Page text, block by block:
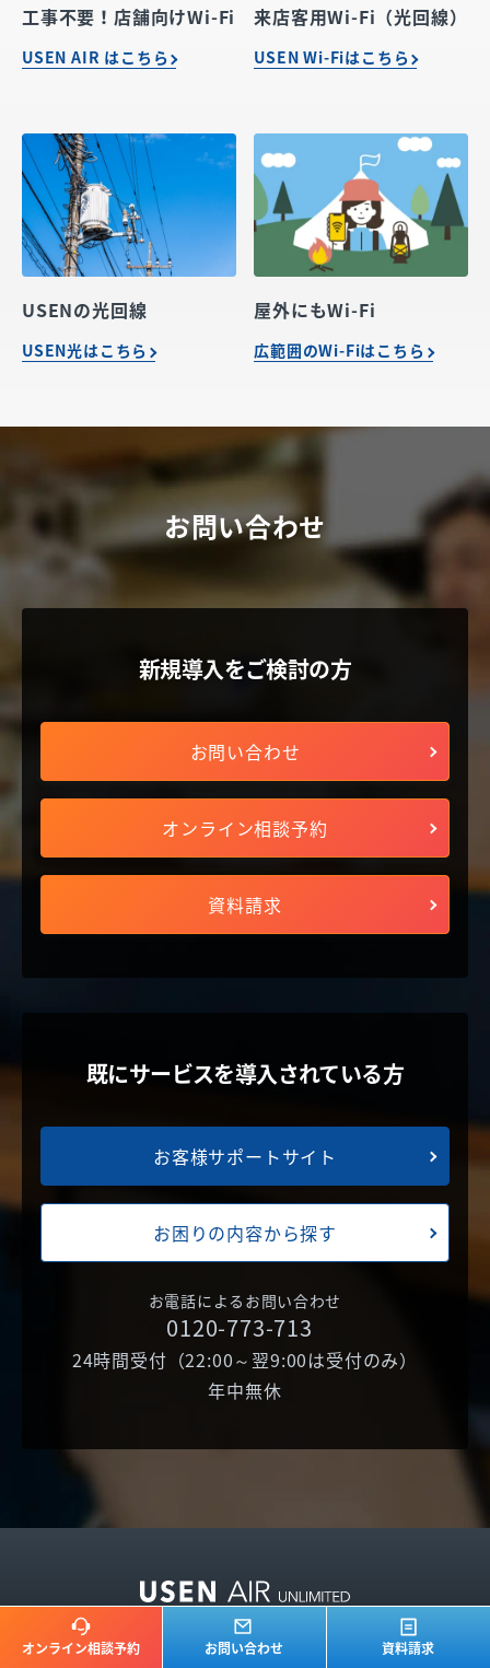
工事不要！店舗向けWi-Fi
USEN AIR はこちら
来店客用Wi-Fi（光回線）
USEN Wi-Fiはこちら
USENの光回線
USEN光はこちら
屋外にもWi-Fi
広範囲のWi-Fiはこちら
お問い合わせ
新規導入をご検討の方
お問い合わせ
オンライン相談予約
資料請求
既にサービスを導入されている方
お客様サポートサイト
お困りの内容から探す
お電話によるお問い合わせ
0120-773-713
24時間受付（22:00～翌9:00は受付のみ）
年中無休
オンライン相談予約 お問い合わせ 資料請求